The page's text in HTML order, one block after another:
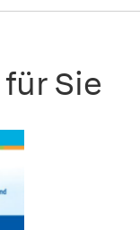
Sie